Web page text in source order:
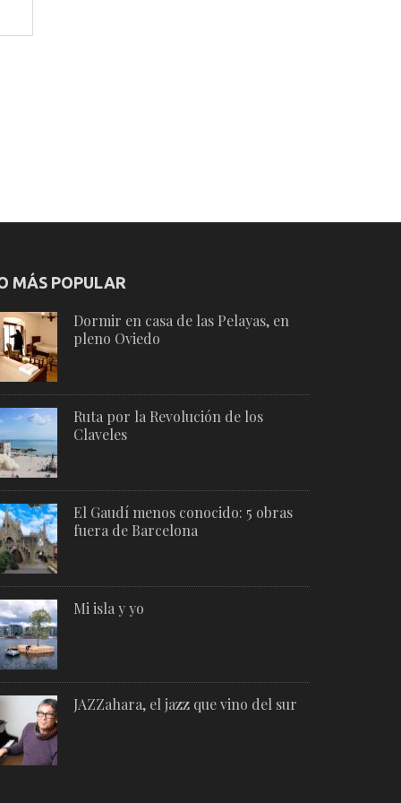
MÁS POPULAR
Dormir en casa de las Pelayas, en
pleno Oviedo
Ruta por la Revolución de los
Claveles
El Gaudí menos conocido: 5 obras
fuera de Barcelona
Mi isla y yo
JAZZahara, el jazz que vino del sur